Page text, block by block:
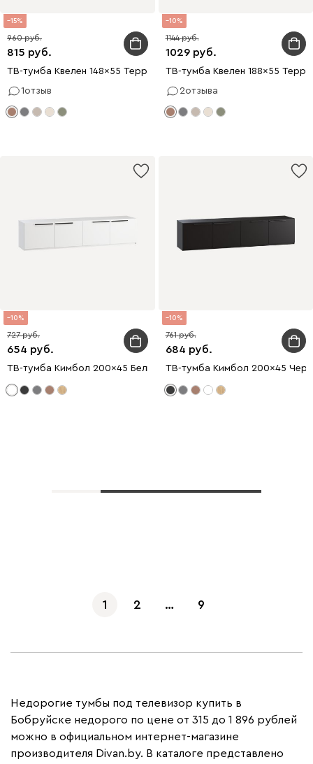
15
815
960
ТВ-тумба Квелен 148x55 Терракотовый
1отзыв
10
1029
1144
ТВ-тумба Квелен 188x55
2отзыва
10
654
727
ТВ-тумба Кимбол 200x45 Белый
10
684
761
ТВ-тумба Кимбол 200x45
1 2 … 9
Недорогие тумбы под телевизор купить в
Бобруйске недорого по цене от 315 до 1 896 рублей
можно в официальном интернет-магазине
производителя Divan.by. В каталоге представлено